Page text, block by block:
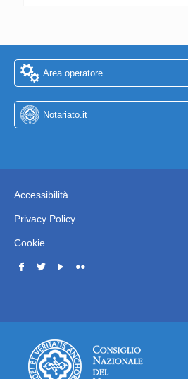
Area operatore
Notariato.it
Accessibilità
Privacy Policy
Cookie